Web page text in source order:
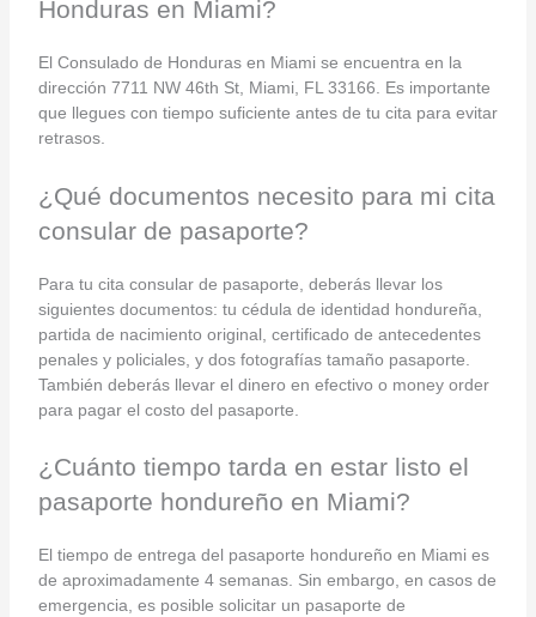
Honduras en Miami?
El Consulado de Honduras en Miami se encuentra en la
dirección 7711 NW 46th St, Miami, FL 33166. Es importante
que llegues con tiempo suficiente antes de tu cita para evitar
retrasos.
¿Qué documentos necesito para mi cita
consular de pasaporte?
Para tu cita consular de pasaporte, deberás llevar los
siguientes documentos: tu cédula de identidad hondureña,
partida de nacimiento original, certificado de antecedentes
penales y policiales, y dos fotografías tamaño pasaporte.
También deberás llevar el dinero en efectivo o money order
para pagar el costo del pasaporte.
¿Cuánto tiempo tarda en estar listo el
pasaporte hondureño en Miami?
El tiempo de entrega del pasaporte hondureño en Miami es
de aproximadamente 4 semanas. Sin embargo, en casos de
emergencia, es posible solicitar un pasaporte de